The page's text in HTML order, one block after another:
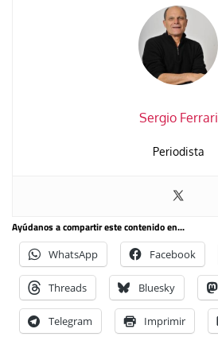
Sergio Ferrari
Periodista
Ayúdanos a compartir este contenido en...
WhatsApp Facebook
Threads Bluesky
Telegram Imprimir